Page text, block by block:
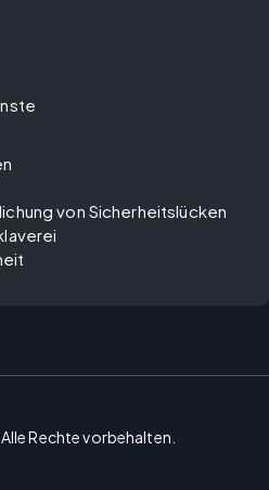
von Sicherheitslücken
Rechte vorbehalten.